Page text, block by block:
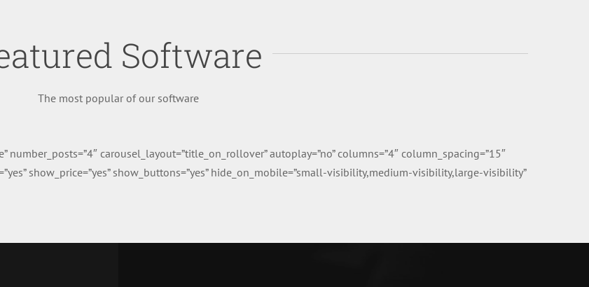
Software
The most popular of our software
number_posts=”4″ carousel_layout=”title_on_rollover” autoplay=”no” columns=”4″ column_spacing=”15″
show_price=”yes” show_buttons=”yes” hide_on_mobile=”small-visibility,medium-visibility,large-visibility”